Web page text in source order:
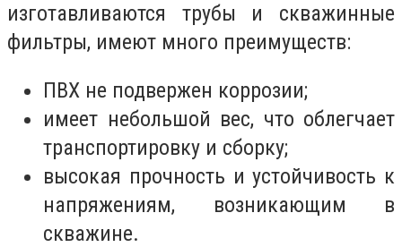
изготавливаются трубы и скважинные
фильтры, имеют много преимуществ:
ПВХ не подвержен коррозии;
имеет небольшой вес, что облегчает
транспортировку и сборку;
высокая прочность и устойчивость к
напряжениям, возникающим в
скважине.